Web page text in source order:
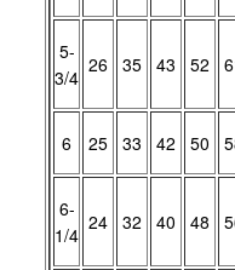
5-
3/4
26 35 43 52
6 25 33 42 50
6-
1/4
24 32 40 48